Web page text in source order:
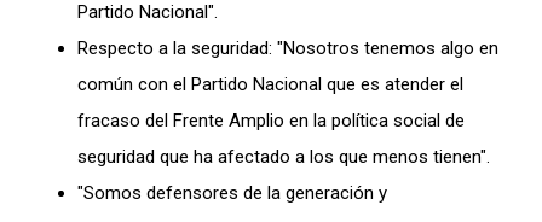
Partido Nacional".
Respecto a la seguridad: "Nosotros tenemos algo en
común con el Partido Nacional que es atender el
fracaso del Frente Amplio en la política social de
seguridad que ha afectado a los que menos tienen".
"Somos defensores de la generación y